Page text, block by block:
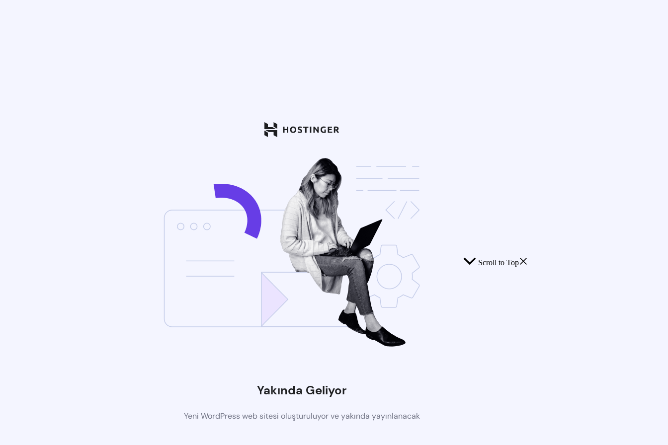
Yakında Geliyor
Yeni WordPress web sitesi oluşturuluyor ve yakında yayınlanacak
Scroll to Top